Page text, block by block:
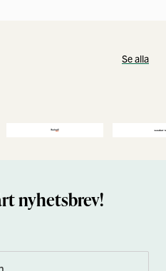
Se alla
nyhetsbrev!